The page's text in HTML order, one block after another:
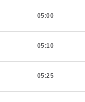
05:00
05:10
05:25